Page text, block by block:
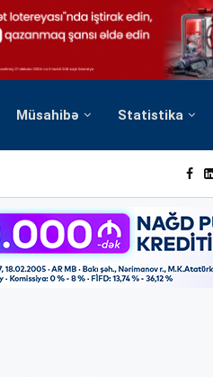
Müsahibə Statistika